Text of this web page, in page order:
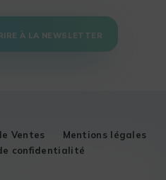
À LA NEWSLETTER
Ventes
Mentions légales
confidentialité